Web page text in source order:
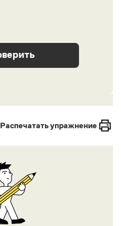
Распечатать упражнение